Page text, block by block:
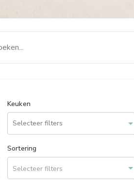
Keuken
Sortering
Selecteer filters